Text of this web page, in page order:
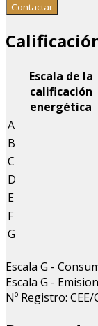
Contactar
Escala de la
calificación
energética
A
B
C
D
E
F
G
Escala G -
Escala G -
Nº Registro: